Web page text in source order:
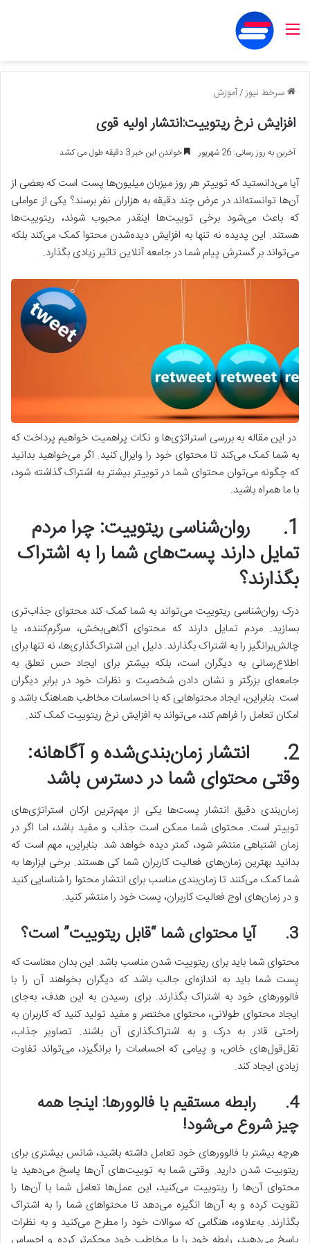
منو
سرخط نیوز/آموزش
افزایش نرخ ریتوییت:انتشار اولیه قوی
آخرین به روز رسانی: 26 شهریور خواندن این خبر 3 دقیقه طول می کشد
آیا می‌دانستید که توییتر هر روز میزبان میلیون‌ها پست است که بعضی از
آن‌ها توانسته‌اند در عرض چند دقیقه به هزاران نفر برسند؟ یکی از عواملی
که باعث می‌شود برخی توییت‌ها اینقدر محبوب شوند، ریتوییت‌ها
هستند. این پدیده نه تنها به افزایش دیده‌شدن محتوا کمک می‌کند بلکه
می‌تواند بر گسترش پیام شما در جامعه آنلاین تاثیر زیادی بگذارد.
در این مقاله به بررسی استراتژی‌ها و نکات پراهمیت خواهیم پرداخت که
به شما کمک می‌کند تا محتوای خود را وایرال کنید. اگر می‌خواهید بدانید
که چگونه می‌توان محتوای شما در توییتر بیشتر به اشتراک گذاشته شود،
با ما همراه باشید.
1.
روان‌شناسی ریتوییت: چرا مردم
تمایل دارند پست‌های شما را به اشتراک
بگذارند؟
درک روان‌شناسی ریتوییت می‌تواند به شما کمک کند محتوای جذاب‌تری
بسازید. مردم تمایل دارند که محتوای آگاهی‌بخش، سرگرم‌کننده، یا
چالش‌برانگیز را به اشتراک بگذارند. دلیل این اشتراک‌گذاری‌ها، نه تنها برای
اطلاع‌رسانی به دیگران است، بلکه بیشتر برای ایجاد حس تعلق به
جامعه‌ای بزرگتر و نشان دادن شخصیت و نظرات خود در برابر دیگران
است. بنابراین، ایجاد محتواهایی که با احساسات مخاطب هماهنگ باشد و
امکان تعامل را فراهم کند، می‌تواند به افزایش نرخ ریتوییت کمک کند.
2.
انتشار زمان‌بندی‌شده و آگاهانه:
وقتی محتوای شما در دسترس باشد
زمان‌بندی دقیق انتشار پست‌ها یکی از مهم‌ترین ارکان استراتژی‌های
توییتر است. محتوای شما ممکن است جذاب و مفید باشد، اما اگر در
زمان اشتباهی منتشر شود، کمتر دیده خواهد شد. بنابراین، مهم است که
بدانید بهترین زمان‌های فعالیت کاربران شما کی هستند. برخی ابزارها به
شما کمک می‌کنند تا زمان‌بندی مناسب برای انتشار محتوا را شناسایی کنید
و در زمان‌های اوج فعالیت کاربران، پست خود را منتشر کنید.
3. آیا محتوای شما “قابل ریتوییت” است؟
محتوای شما باید برای ریتوییت شدن مناسب باشد. این بدان معناست که
پست شما باید به اندازه‌ای جالب باشد که دیگران بخواهند آن را با
فالوورهای خود به اشتراک بگذارند. برای رسیدن به این هدف، به‌جای
ایجاد محتوای طولانی، محتوای مختصر و مفید تولید کنید که کاربران به
راحتی قادر به درک و به اشتراک‌گذاری آن باشند. تصاویر جذاب،
نقل‌قول‌های خاص، و پیامی که احساسات را برانگیزد، می‌تواند تفاوت
زیادی ایجاد کند.
4.
رابطه مستقیم با فالوورها: اینجا همه
چیز شروع می‌شود!
هرچه بیشتر با فالوورهای خود تعامل داشته باشید، شانس بیشتری برای
ریتوییت شدن دارید. وقتی شما به توییت‌های آن‌ها پاسخ می‌دهید یا
محتوای آن‌ها را ریتوییت می‌کنید، این عمل‌ها تعامل شما با آن‌ها را
تقویت کرده و به آن‌ها انگیزه می‌دهد تا محتواهای شما را به اشتراک
بگذارند. به‌علاوه، هنگامی که سوالات خود را مطرح می‌کنید و به نظرات